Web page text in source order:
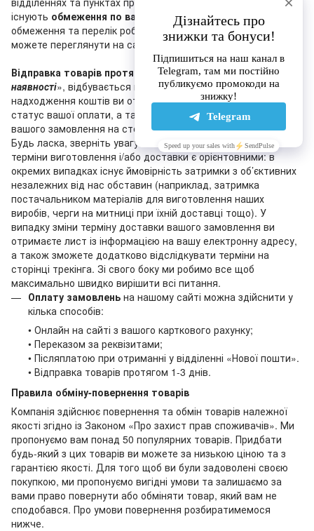
існують обмеження по вазі та суміпісляплати. Актуальні
обмеження та перелік робочих відділень «Нової пошти» ви
можете переглянути на сайті перевізника.
Відправка товарів протягом 1-3 днів, що мають статус «
наявності», відбувається після оплати замовлення (після
надходження коштів ви отримаєте лист, що підтверджує
статус вашої оплати, а також ви побачите зміну статусу
вашого замовлення на сторінці трекінга на нашому сайті).
Будь ласка, зверніть увагу на те, що зазначені на сайті
терміни виготовлення і/або доставки є орієнтовними: в
окремих випадках існує ймовірність затримки з об’єктивних
незалежних від нас обставин (наприклад, затримка
постачальником матеріалів для виготовлення наших
виробів, черги на митниці при їхній доставці тощо). У
випадку зміни терміну доставки вашого замовлення ви
отримаєте лист із інформацією на вашу електронну адресу,
а також зможете додатково відслідкувати терміни на
сторінці трекінга. Зі свого боку ми робимо все щоб
максимально швидко вирішити всі питання.
Оплату замовлень на нашому сайті можна здійснити у
кілька способів:
• Онлайн на сайті з вашого карткового рахунку;
• Переказом за реквізитами;
• Післяплатою при отриманні у відділенні «Нової пошти».
• Відправка товарів протягом 1-3 днів.
Правила обміну-повернення товарів
Компанія здійснює повернення та обмін товарів належної
якості згідно із Законом «Про захист прав споживачів». Ми
пропонуємо вам понад 50 популярних товарів. Придбати
будь-який з цих товарів ви можете за низькою ціною та з
гарантією якості. Для того щоб ви були задоволені своєю
покупкою, ми пропонуємо вигідні умови та залишаємо за
вами право повернути або обміняти товар, який вам не
сподобався. Про умови повернення розбиратимемося
нижче.